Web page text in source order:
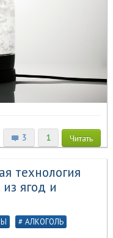
3 1 Читать
технология
ягод и
АЛКОГОЛЬ